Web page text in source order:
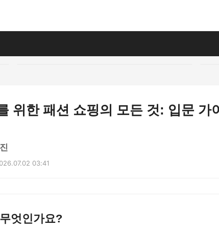
위한 패션 쇼핑의 모든 것: 입문 가
03:41
엇인가요?